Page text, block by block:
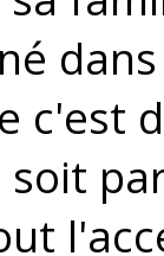
c'est